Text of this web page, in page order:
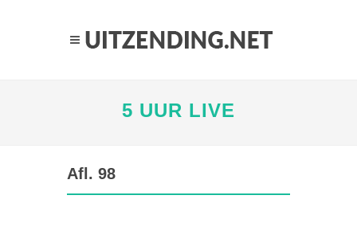
5 UUR LIVE
Afl. 98